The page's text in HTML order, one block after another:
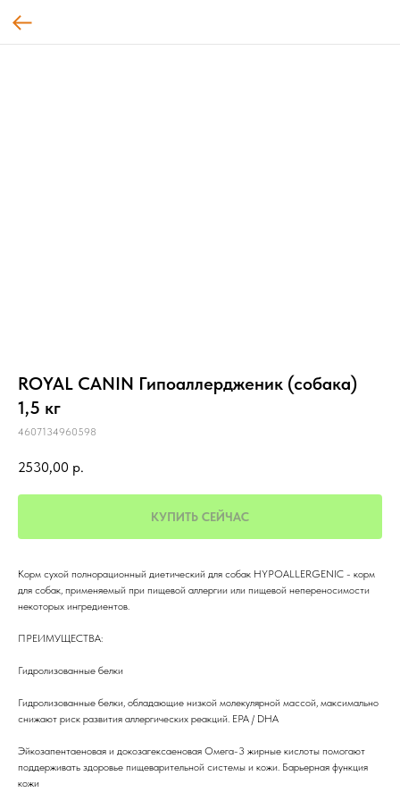
ROYAL CANIN Гипоаллердженик (собака)
1,5 кг
4607134960598
2530,00 р.
КУПИТЬ СЕЙЧАС
Корм сухой полнорационный диетический для собак HYPOALLERGENIC - корм
для собак, применяемый при пищевой аллергии или пищевой непереносимости
некоторых ингредиентов.
ПРЕИМУЩЕСТВА:
Гидролизованные белки
Гидролизованные белки, обладающие низкой молекулярной массой, максимально
снижают риск развития аллергических реакций. EPA / DHA
Эйкозапентаеновая и докозагексаеновая Омега-3 жирные кислоты помогают
поддерживать здоровье пищеварительной системы и кожи. Барьерная функция
кожи